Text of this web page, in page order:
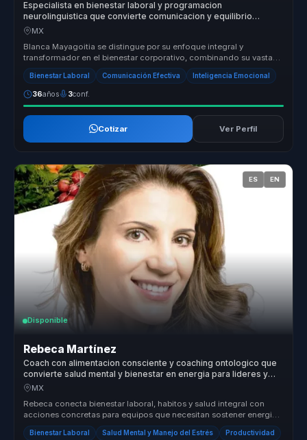
Especialista en bienestar laboral y programacion
neurolinguistica que convierte comunicacion y equilibrio
emocional en colaboracion mas sana para equipos.
MX
Blanca Mayagoitia se distingue por su enfoque integral y
transformador en el bienestar corporativo, combinando su vasta
experiencia en co...
Bienestar Laboral Comunicación Efectiva Inteligencia Emocional
36años 3conf.
Cotizar Ver Perfil
ES EN
Disponible
Rebeca Martínez
Coach con alimentacion consciente y coaching ontologico que
convierte salud mental y bienestar en energia para lideres y
equipos.
MX
Rebeca conecta bienestar laboral, habitos y salud integral con
acciones concretas para equipos que necesitan sostener energia,
enfoque y ...
Bienestar Laboral Salud Mental y Manejo del Estrés Productividad